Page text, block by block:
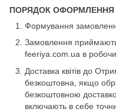
ПОРЯДОК
Формування
Замовлення
feeriya.com.ua в
Доставка квітів до
безкоштовна, якщо
безкоштовною
включають в себе